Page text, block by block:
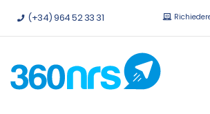
Provalo gratis senza impegno.API e
(+34) 964 52 33 31